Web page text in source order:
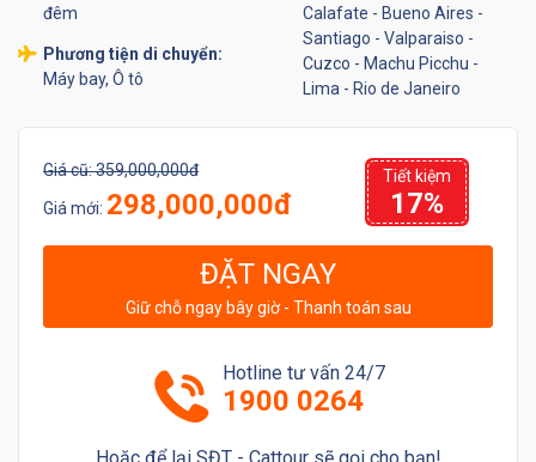
đêm
Calafate - Bueno Aires -
Santiago - Valparaiso -
Cuzco - Machu Picchu -
Lima - Rio de Janeiro
Phương tiện di chuyển:
Máy bay, Ô tô
Giá cũ:359,000,000đ
Giá mới: 298,000,000đ
Tiết kiệm
17%
ĐẶT NGAY
Giữ chỗ ngay bây giờ - Thanh toán sau
Hotline tư vấn 24/7
1900 0264